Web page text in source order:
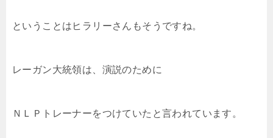
ということはヒラリーさんもそうですね。
レーガン大統領は、演説のために
ＮＬＰトレーナーをつけていたと言われています。